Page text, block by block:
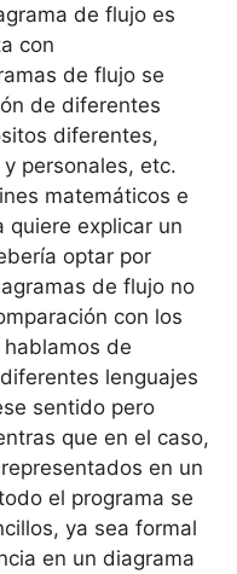
de flujo es
con
de flujo se
de diferentes
diferentes,
personales, etc.
matemáticos e
quiere explicar un
optar por
de flujo no
con los
de
lenguajes
sentido pero
que en el caso,
en un
el programa se
ya sea formal
en un diagrama